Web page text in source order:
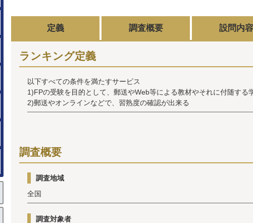
定義 調査概要 設問内容
ランキング定義
以下すべての条件を満たすサービス
1)FPの受験を目的として、郵送やWeb等による教材やそれに付随する
2)郵送やオンラインなどで、習熟度の確認が出来る
調査概要
調査地域
全国
調査対象者